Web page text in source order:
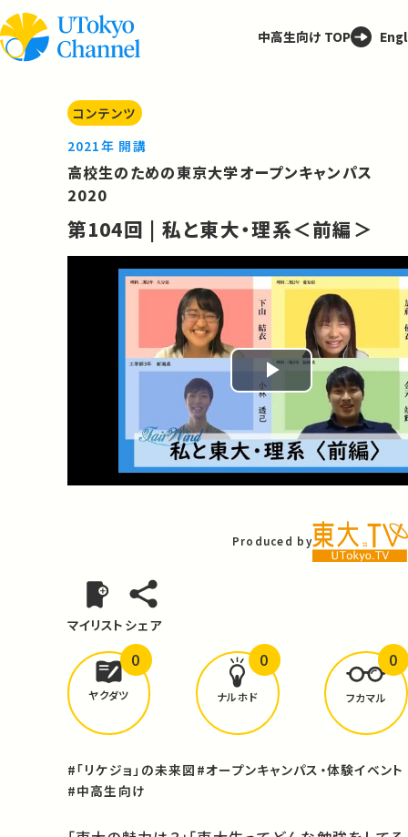
中高生向け TOP
コンテンツ
2021年 開講
高校生のための東京大学オープンキャンパス
2020
第104回 | 私と東大・理系＜前編＞
Play
Video
Produced by
マイリスト シェア
どんな学びがありましたか？
ヤクダツ
0
ナルホド
0
フカマル
0
#「リケジョ」の未来図 #オープンキャンパス・体験イベント
#中高生向け